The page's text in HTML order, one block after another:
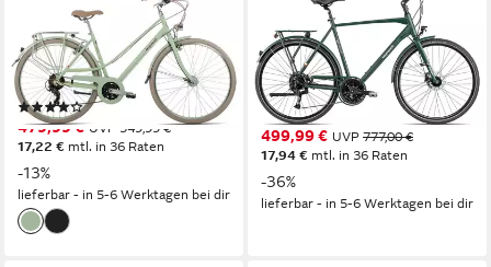
Trekkingrad Marlies 21
55 cm Rahmenhöhe
21 Gänge
120 kg Zul. Gesamtgewicht
(5)
479,99 € UVP 549,99 €
17,22 € mtl. in 36 Raten
-13%
lieferbar - in 5-6 Werktagen bei dir
Trekkingrad Bergrausch
Hochkönig
51 cm Rahmenhöhe
27 Gänge
120 kg Zul. Gesamtgewicht
499,99 € UVP 777,00 €
17,94 € mtl. in 36 Raten
-36%
lieferbar - in 5-6 Werktagen bei dir